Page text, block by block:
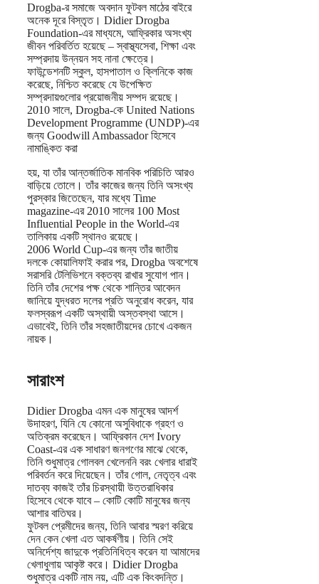
Drogba-র সমাজে অবদান ফুটবল মাঠের বাইরে
অনেক দূরে বিস্তৃত। Didier Drogba
Foundation-এর মাধ্যমে, আফ্রিকার অসংখ্য
জীবন পরিবর্তিত হয়েছে – স্বাস্থ্যসেবা, শিক্ষা এবং
সম্প্রদায় উন্নয়ন সহ নানা ক্ষেত্রে।
ফাউন্ডেশনটি স্কুল, হাসপাতাল ও ক্লিনিকে কাজ
করেছে, নিশ্চিত করেছে যে উপেক্ষিত
সম্প্রদায়গুলোর প্রয়োজনীয় সম্পদ রয়েছে।
2010 সালে, Drogba-কে United Nations
Development Programme (UNDP)-এর
জন্য Goodwill Ambassador হিসেবে
নামাঙ্কিত করা
হয়, যা তাঁর আন্তর্জাতিক মানবিক পরিচিতি আরও
বাড়িয়ে তোলে। তাঁর কাজের জন্য তিনি অসংখ্য
পুরস্কার জিতেছেন, যার মধ্যে Time
magazine-এর 2010 সালের 100 Most
Influential People in the World-এর
তালিকায় একটি স্থানও রয়েছে।
2006 World Cup-এর জন্য তাঁর জাতীয়
দলকে কোয়ালিফাই করার পর, Drogba অবশেষে
সরাসরি টেলিভিশনে বক্তব্য রাখার সুযোগ পান।
তিনি তাঁর দেশের পক্ষ থেকে শান্তির আবেদন
জানিয়ে যুদ্ধরত দলের প্রতি অনুরোধ করেন, যার
ফলস্বরূপ একটি অস্থায়ী অস্তবস্থা আসে।
এভাবেই, তিনি তাঁর সহজাতীয়দের চোখে একজন
নায়ক।
সারাংশ
Didier Drogba এমন এক মানুষের আদর্শ
উদাহরণ, যিনি যে কোনো অসুবিধাকে গ্রহণ ও
অতিক্রম করেছেন। আফ্রিকান দেশ Ivory
Coast-এর এক সাধারণ জনগণের মাঝে থেকে,
তিনি শুধুমাত্র গোলবল খেলেননি বরং খেলার ধারাই
পরিবর্তন করে দিয়েছেন। তাঁর গোল, নেতৃত্ব এবং
দাতব্য কাজই তাঁর চিরস্থায়ী উত্তরাধিকার
হিসেবে থেকে যাবে – কোটি কোটি মানুষের জন্য
আশার বাতিঘর।
ফুটবল প্রেমীদের জন্য, তিনি আবার স্মরণ করিয়ে
দেন কেন খেলা এত আকর্ষণীয়। তিনি সেই
অনির্দেশ্য জাদুকে প্রতিনিধিত্ব করেন যা আমাদের
খেলাধুলায় আকৃষ্ট করে। Didier Drogba
শুধুমাত্র একটি নাম নয়, এটি এক কিংবদন্তি।